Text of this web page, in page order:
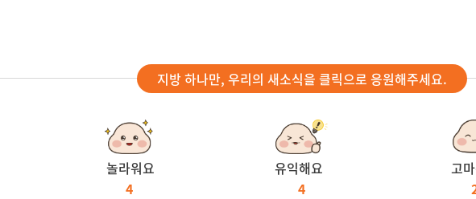
지방 하나만, 우리의 새소식을 클릭으로 응원해주세요.
놀라워요
4
유익해요
4
고